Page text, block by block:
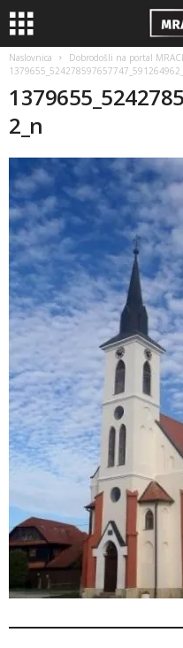
Naslovnica
Dobrodošli na portal
2_n